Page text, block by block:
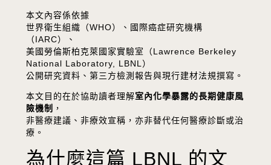
本文內容係依據
世界衛生組織（WHO）、國際癌症研究機構
（IARC）、
美國勞倫斯柏克萊國家實驗室（Lawrence Berkeley
National Laboratory, LBNL）
公開研究資料、第三方檢測報告與現行建材法規撰寫。
本文目的在於協助讀者理解室內化學暴露的長期健康風
險機制 ，
非醫療建議、非療效宣稱，亦非替代任何醫療診斷或治
療。
為什麼這篇 LBNL 的文